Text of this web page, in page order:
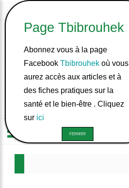
Abonnez vous à la page
Facebook Tbibrouhek où vous
aurez accès aux articles et à
des fiches pratiques sur la
santé et le bien-être . Cliquez
sur ici